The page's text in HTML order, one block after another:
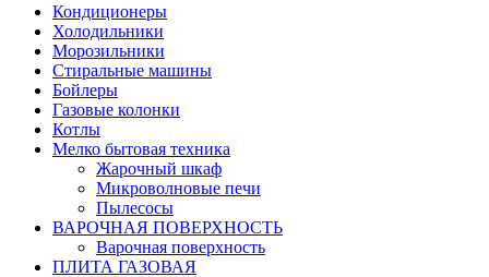
Кондиционеры
Холодильники
Морозильники
Стиральные машины
Бойлеры
Газовые колонки
Котлы
Мелко бытовая техника
Жарочный шкаф
Микроволновые печи
Пылесосы
ВАРОЧНАЯ ПОВЕРХНОСТЬ
Варочная поверхность
ПЛИТА ГАЗОВАЯ